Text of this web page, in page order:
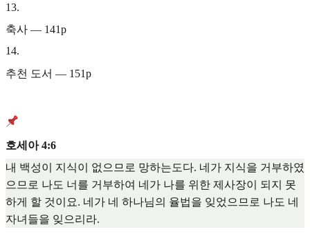
13.
축사 — 141p
14.
추천 도서 — 151p
호세아 4:6
내 백성이 지식이 없으므로 망하는도다. 네가 지식을 거부하였
으므로 나도 너를 거부하여 네가 나를 위한 제사장이 되지 못
하게 할 것이요. 네가 네 하나님의 율법을 잊었으므로 나도 네
자녀들을 잊으리라.